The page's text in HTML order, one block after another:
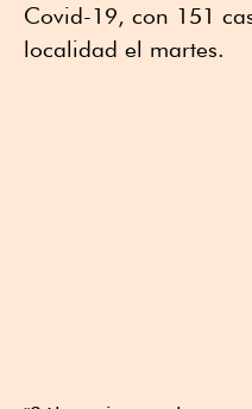
Covid-19, con 151
localidad el martes.